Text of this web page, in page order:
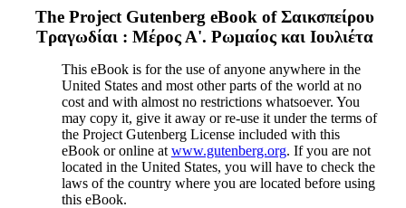
The Project Gutenberg eBook ofΣαικσπείρου
Τραγωδίαι : Μέρος Α'. Ρωμαίος και Ιουλιέτα
This eBook is for the use of anyone anywhere in the
United States and most other parts of the world at no
cost and with almost no restrictions whatsoever. You
may copy it, give it away or re-use it under the terms of
the Project Gutenberg License included with this
eBook or online at www.gutenberg.org. If you are not
located in the United States, you will have to check the
laws of the country where you are located before using
this eBook.